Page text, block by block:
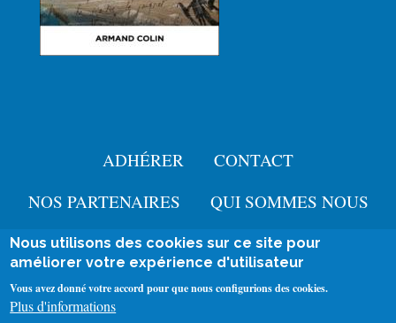
Pied
de
page
ADHÉRER
CONTACT
NOS PARTENAIRES
QUI SOMMES NOUS
Menu
Mentions légales
User
account
Se connecter
Nous utilisons des cookies sur ce site pour
améliorer votre expérience d'utilisateur
Vous avez donné votre accord pour que nous configurions des cookies.
Plus d'informations